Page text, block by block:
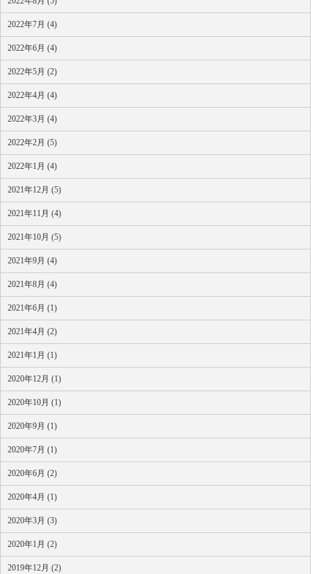
2022年7月 (4)
2022年6月 (4)
2022年5月 (2)
2022年4月 (4)
2022年3月 (4)
2022年2月 (5)
2022年1月 (4)
2021年12月 (5)
2021年11月 (4)
2021年10月 (5)
2021年9月 (4)
2021年8月 (4)
2021年6月 (1)
2021年4月 (2)
2021年1月 (1)
2020年12月 (1)
2020年10月 (1)
2020年9月 (1)
2020年7月 (1)
2020年6月 (2)
2020年4月 (1)
2020年3月 (3)
2020年1月 (2)
2019年12月 (2)